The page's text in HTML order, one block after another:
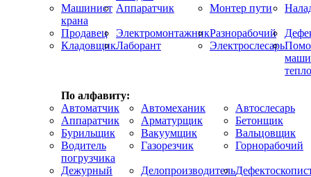
Машинист
крана
Аппаратчик Монтер пути
Продавец ЭлектромонтажникРазнорабочий
КладовщикЛаборант Электрослесарь
По алфавиту:
Автоматчик
Автомеханик
Автослесарь
Аппаратчик
Арматурщик
Бетонщик
Бурильщик
Вакуумщик
Вальцовщик
Водитель
погрузчика
Газорезчик Горнорабочий
Дежурный Делопроизводитель